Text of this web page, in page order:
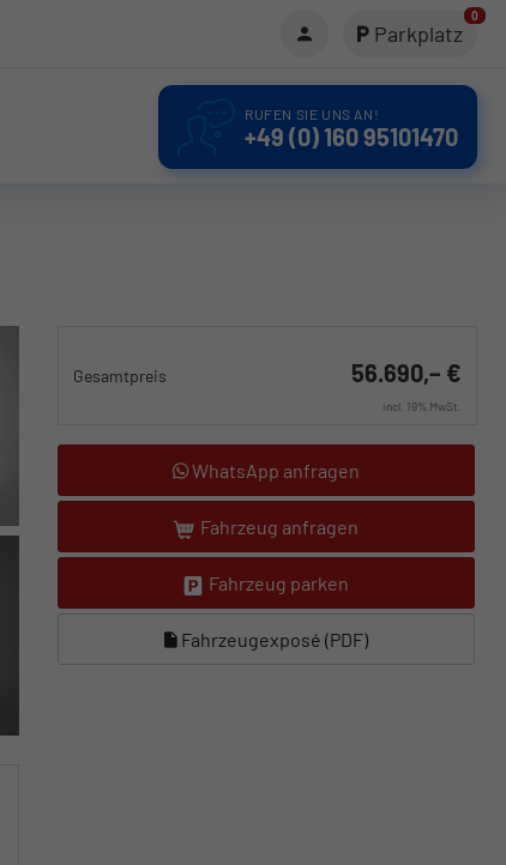
Parkplatz
0
RUFEN SIE UNS AN!
+49 (0) 160 95101470
Gesamtpreis 56.690,– €
incl. 19% MwSt.
WhatsApp anfragen
Fahrzeug anfragen
Fahrzeug parken
Fahrzeugexposé (PDF)